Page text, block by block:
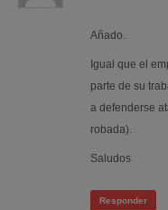
Añado.
Igual que el
parte de su
a defenderse
robada).
Saludos
Responder